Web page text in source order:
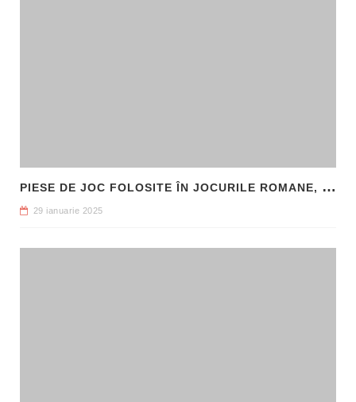
P
IESE DE JOC FOLOSITE ÎN JOCURILE ROMANE, DESCOPERITE LA HADRIANOPOLIS
29 ianuarie 2025